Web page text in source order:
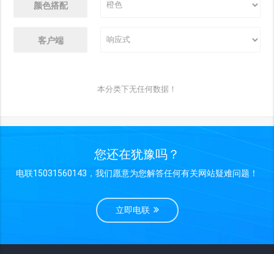
颜色搭配
客户端
本分类下无任何数据！
您还在犹豫吗？
电联15031560143，我们愿意为您解答任何有关网站疑难问题！
立即电联